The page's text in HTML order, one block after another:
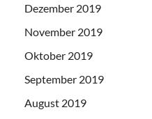
Dezember 2019
November 2019
Oktober 2019
September 2019
August 2019